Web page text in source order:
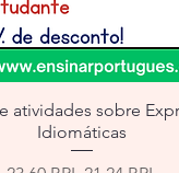
atividades sobre
Idiomáticas